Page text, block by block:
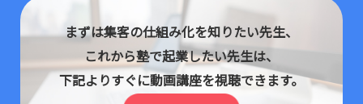
まずは集客の仕組み化を知りたい先生、
これから塾で起業したい先生は、
下記よりすぐに動画講座を視聴できます。